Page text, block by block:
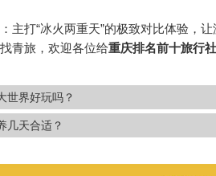
主打“冰火两重天”的极致对比体验，
青旅，欢迎各位给重庆排名前十旅行
世界好玩吗？
几天合适？